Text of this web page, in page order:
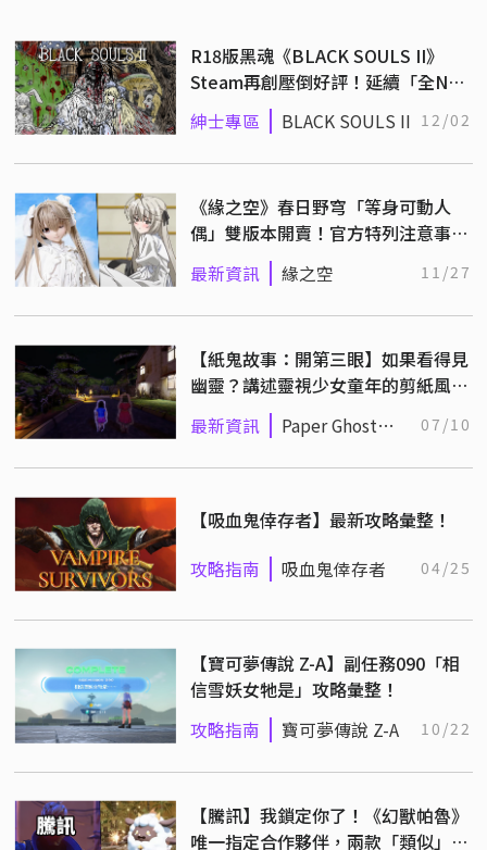
R18版黑魂《BLACK SOULS II》
Steam再創壓倒好評！延續「全NPC
可殺」設計殘酷程度再提高
紳士專區 BLACK SOULS II 12/02
《緣之空》春日野穹「等身可動人
偶」雙版本開賣！官方特列注意事
項，避免粉絲重現玄關之戰
最新資訊 緣之空 11/27
【紙鬼故事：開第三眼】如果看得見
幽靈？講述靈視少女童年的剪紙風恐
怖遊戲登 Steam！
最新資訊
Paper Ghost
Eye Open
07/10
【吸血鬼倖存者】最新攻略彙整！
攻略指南 吸血鬼倖存者 04/25
【寶可夢傳說 Z-A】副任務090「相
信雪妖女牠是」攻略彙整！
攻略指南 寶可夢傳說 Z-A 10/22
【騰訊】我鎖定你了！《幻獸帕魯》
唯一指定合作夥伴，兩款「類似」遊